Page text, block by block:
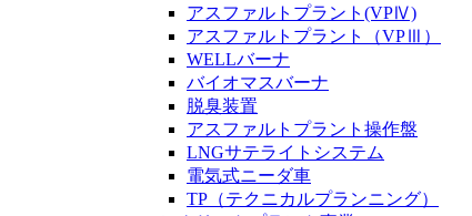
アスファルトプラント(VPⅣ)
アスファルトプラント（VPⅢ）
WELLバーナ
バイオマスバーナ
脱臭装置
アスファルトプラント操作盤
LNGサテライトシステム
電気式ニーダ車
TP（テクニカルプランニング）